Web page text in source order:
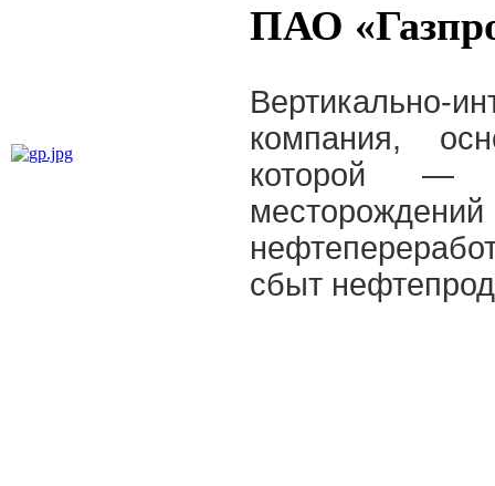
ПАО
Вертикально-
компания,
которой —
сбыт